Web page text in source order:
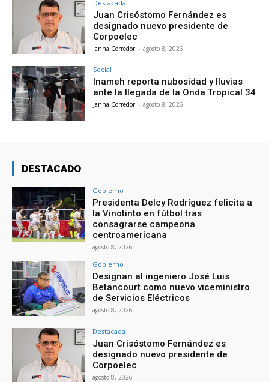
Destacada
Juan Crisóstomo Fernández es
designado nuevo presidente de
Corpoelec
Janna Corredor - agosto 8, 2026
Social
Inameh reporta nubosidad y lluvias
ante la llegada de la Onda Tropical 34
Janna Corredor - agosto 8, 2026
DESTACADO
Gobierno
Presidenta Delcy Rodríguez felicita a
la Vinotinto en fútbol tras
consagrarse campeona
centroamericana
agosto 8, 2026
Gobierno
Designan al ingeniero José Luis
Betancourt como nuevo viceministro
de Servicios Eléctricos
agosto 8, 2026
Destacada
Juan Crisóstomo Fernández es
designado nuevo presidente de
Corpoelec
agosto 8, 2026